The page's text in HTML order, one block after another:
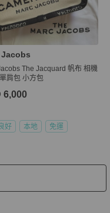
Jacobs
The Jacquard 帆布 相機
肩包 小方包
6,000
好 本地 免運